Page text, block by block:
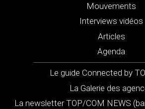
Mouvements
Interviews vidéos
Articles
Agenda
Le guide Connected by
La Galerie des
La newsletter TOP/COM NEWS